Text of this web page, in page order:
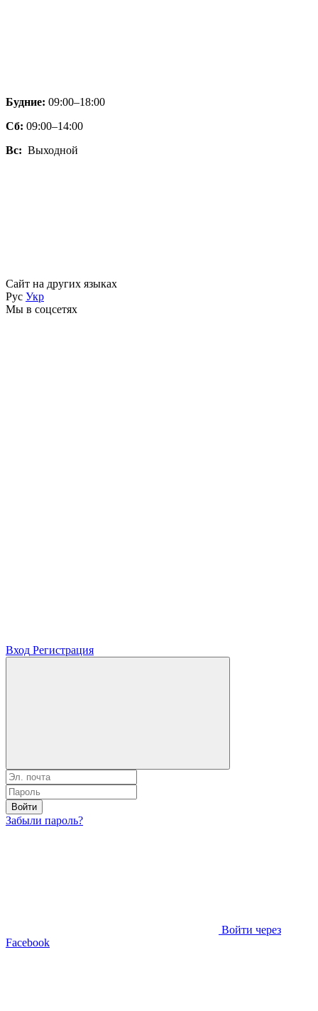
Будние: 09:00–18:00
Сб: 09:00–14:00
Вс: Выходной
Сайт на других языках
Рус Укр
Мы в соцсетях
Вход Регистрация
Войти
Забыли пароль?
Войти через
Facebook